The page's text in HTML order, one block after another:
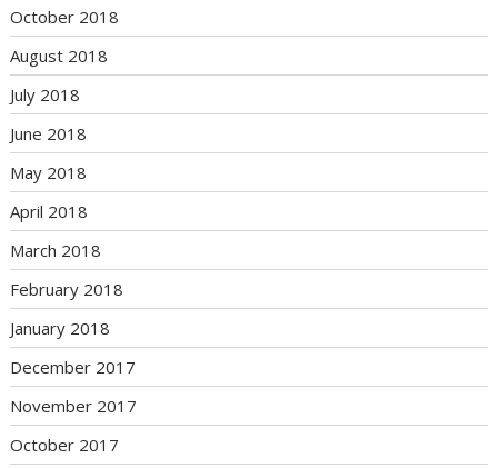
October 2018
August 2018
July 2018
June 2018
May 2018
April 2018
March 2018
February 2018
January 2018
December 2017
November 2017
October 2017